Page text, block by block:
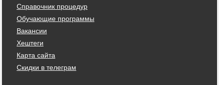
Справочник процедур
Обучающие программы
Вакансии
Хештеги
Карта сайта
Скидки в телеграм